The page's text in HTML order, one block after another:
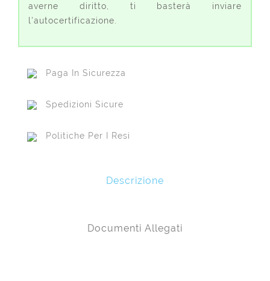
averne diritto, ti basterà inviare
l'autocertificazione.
Paga In Sicurezza
Spedizioni Sicure
Politiche Per I Resi
Descrizione
Documenti Allegati